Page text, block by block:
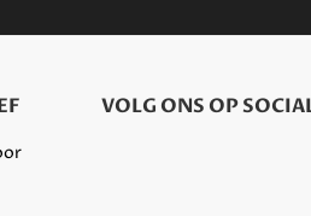
VOLG ONS OP